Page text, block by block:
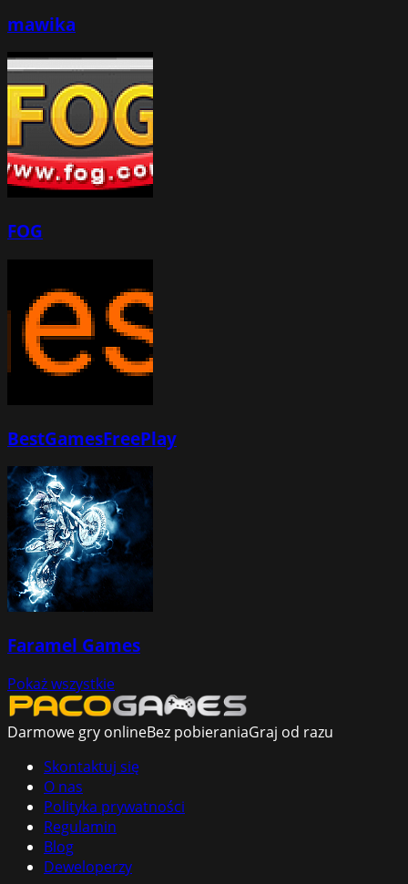
mawika
FOG
BestGamesFreePlay
Faramel Games
Pokaż wszystkie
Darmowe gry onlineBez pobieraniaGraj od razu
Skontaktuj się
O nas
Polityka prywatności
Regulamin
Blog
Deweloperzy